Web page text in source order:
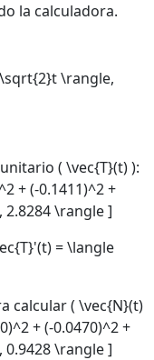
la calculadora.
\rangle,
( \vec{T}(t) ):
+ (-0.1411)^2 +
2.8284 \rangle ]
= \langle
calcular ( \vec{N}(t)
+ (-0.0470)^2 +
0.9428 \rangle ]